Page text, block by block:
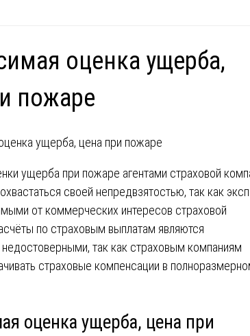
оценка ущерба,
пожаре
ущерба при пожаре агентами страховой
своей непредвзятостью, так как
от коммерческих интересов страховой
по страховым выплатам являются
так как страховым компаниям
страховые компенсации в
оценка ущерба, цена при